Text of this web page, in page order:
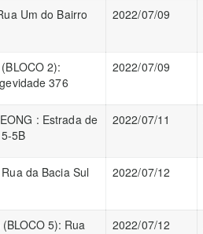
Um do Bairro
2022/07/09
2):
376
2022/07/09
: Estrada de
5B
2022/07/11
da Bacia Sul
2022/07/12
5): Rua
2022/07/12